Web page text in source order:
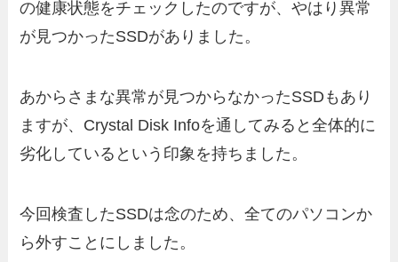
の健康状態をチェックしたのですが、やはり異常
が見つかったSSDがありました。
あからさまな異常が見つからなかったSSDもあり
ますが、Crystal Disk Infoを通してみると全体的に
劣化しているという印象を持ちました。
今回検査したSSDは念のため、全てのパソコンか
ら外すことにしました。